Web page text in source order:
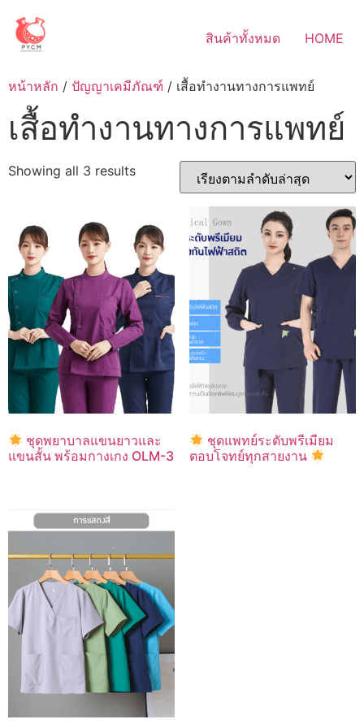
content
สินค้าทั้งหมด HOME
หน้าหลัก / ปัญญาเคมีภัณฑ์ / เสื้อทำงานทางการแพทย์
เสื้อทำงานทางการแพทย์
Showing all 3 resultsSorted
ชุดพยาบาลแขนยาวและ
แขนสั้น พร้อมกางเกง OLM-3
ชุดแพทย์ระดับพรีเมียม
ตอบโจทย์ทุกสายงาน